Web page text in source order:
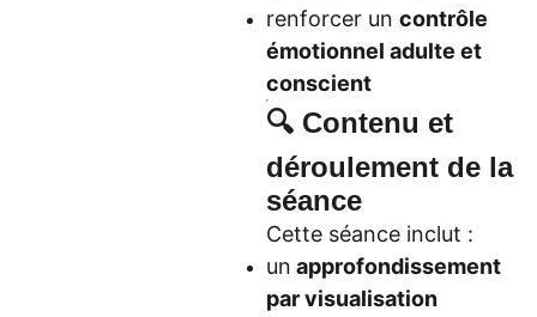
renforcer un contrôle
émotionnel adulte et
conscient
🔍 Contenu et
déroulement de la
séance
Cette séance inclut :
un approfondissement
par visualisation